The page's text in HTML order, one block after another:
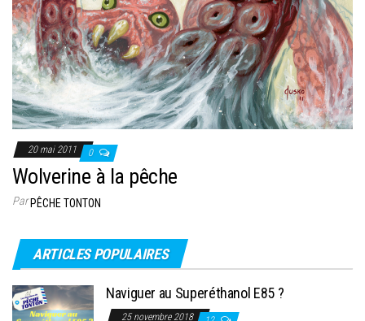
20 mai 2011 0
Wolverine à la pêche
ParPÊCHE TONTON
ARTICLES POPULAIRES
Naviguer au Superéthanol E85 ?
25 novembre 2018